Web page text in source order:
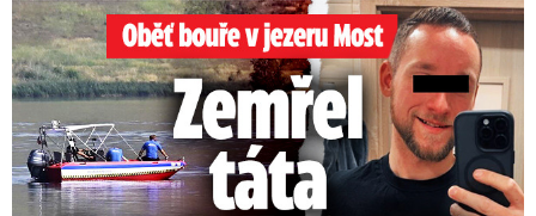
Oběť bouře v jezeru Most: Zemřel táta Dominik (†28)